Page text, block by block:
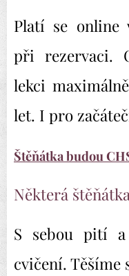
Platí se online
při rezervaci.
lekci maximálně
let. I pro
Štěňátka budou
Některá
S sebou pití a
cvičení. Těšíme